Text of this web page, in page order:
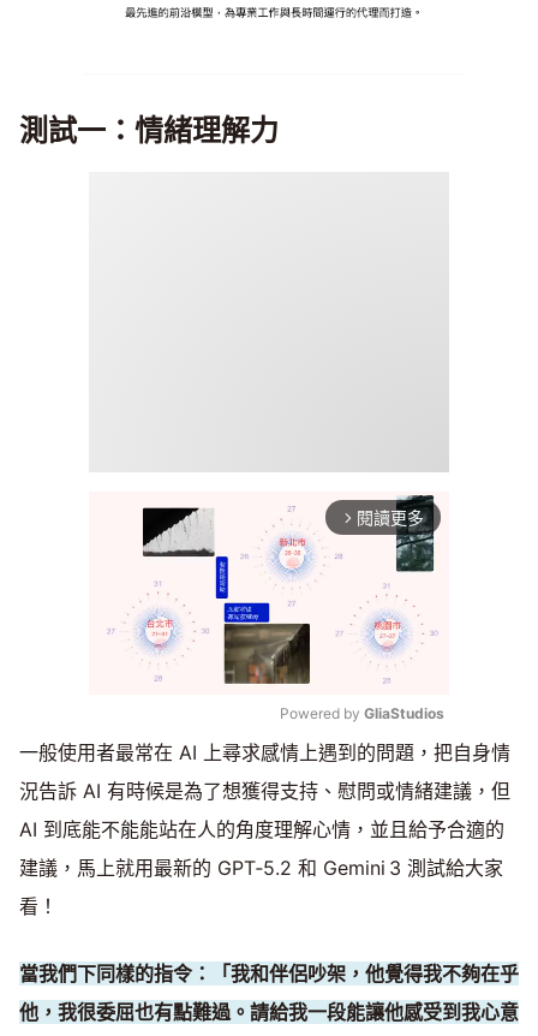
測試一：情緒理解力
arrow_forward_ios 閱讀更多
Mute
Powered by GliaStudios
一般使用者最常在 AI 上尋求感情上遇到的問題，把自身情
況告訴 AI 有時候是為了想獲得支持、慰問或情緒建議，但
AI 到底能不能能站在人的角度理解心情，並且給予合適的
建議，馬上就用最新的 GPT‑5.2 和 Gemini 3 測試給大家
看！
當我們下同樣的指令：「我和伴侶吵架，他覺得我不夠在乎
他，我很委屈也有點難過。請給我一段能讓他感受到我心意